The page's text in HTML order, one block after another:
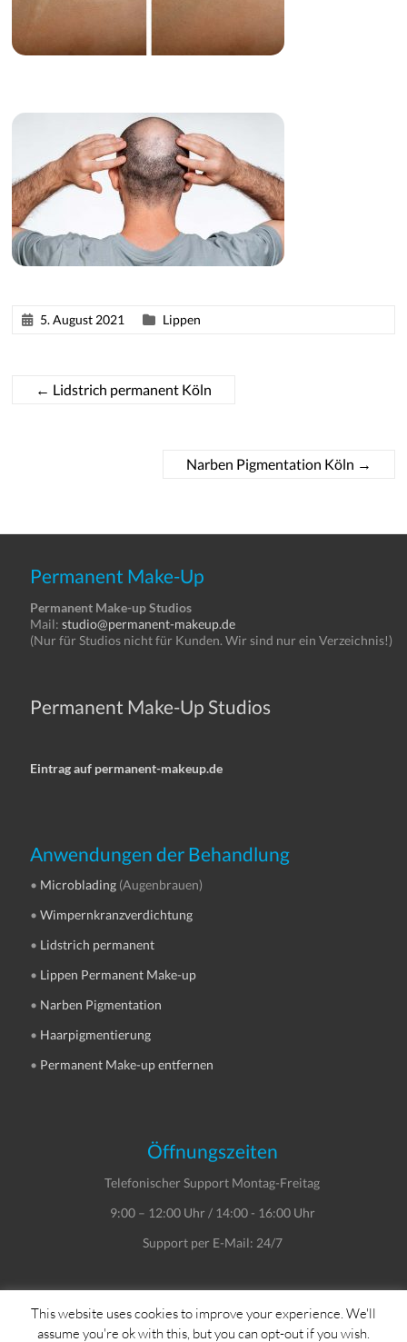
5. August 2021 Lippen
← Lidstrich permanent Köln
Narben Pigmentation Köln →
Permanent Make-Up
Permanent Make-up Studios
Mail:studio@permanent-makeup.de
(Nur für Studios nicht für Kunden. Wir sind nur ein Verzeichnis!)
Permanent Make-Up Studios
Eintrag auf permanent-makeup.de
Anwendungen der Behandlung
• Microblading (Augenbrauen)
•Wimpernkranzverdichtung
• Lidstrich permanent
• Lippen Permanent Make-up
• Narben Pigmentation
• Haarpigmentierung
• Permanent Make-up entfernen
Öffnungszeiten
Telefonischer Support Montag-Freitag
9:00 – 12:00 Uhr / 14:00 - 16:00 Uhr
Support per E-Mail: 24/7
This website uses cookies to improve your experience. We'll
assume you're ok with this, but you can opt-out if you wish.